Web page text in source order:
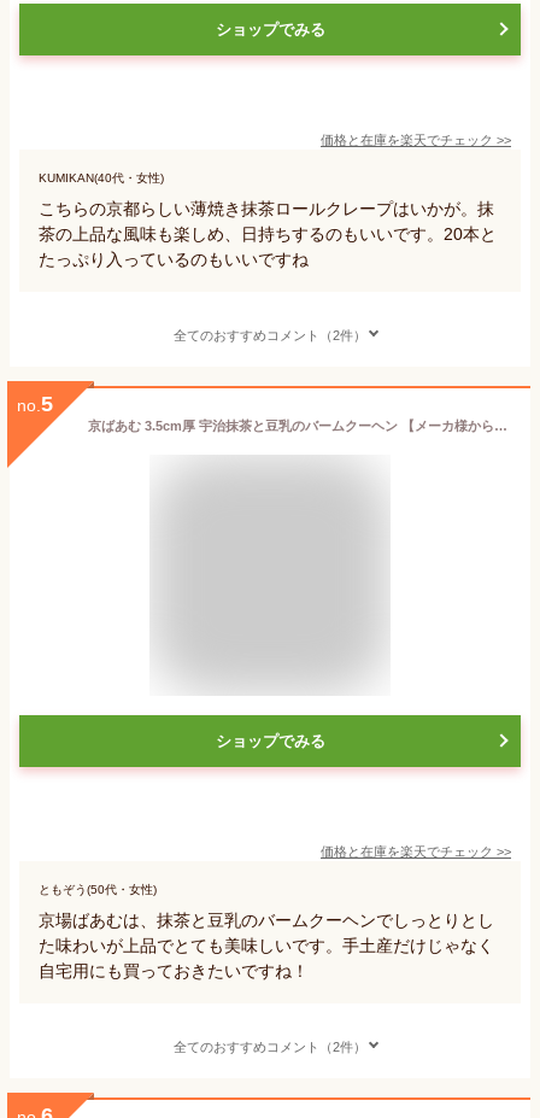
ショップでみる
価格と在庫を楽天でチェック >>
KUMIKAN(40代・女性)
こちらの京都らしい薄焼き抹茶ロールクレープはいかが。抹
茶の上品な風味も楽しめ、日持ちするのもいいです。20本と
たっぷり入っているのもいいですね
全てのおすすめコメント（2件）
no. 5
京ばあむ 3.5cm厚 宇治抹茶と豆乳のバームクーヘン 【メーカ様から直取引。賞味期限が常に新しい安心できます】【京都土産 バウムクーヘン 宇治抹茶】
ショップでみる
価格と在庫を楽天でチェック >>
ともぞう(50代・女性)
京場ばあむは、抹茶と豆乳のバームクーヘンでしっとりとし
た味わいが上品でとても美味しいです。手土産だけじゃなく
自宅用にも買っておきたいですね！
全てのおすすめコメント（2件）